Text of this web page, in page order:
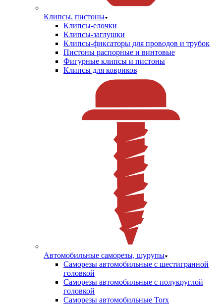
Клипсы, пистоны
Клипсы-елочки
Клипсы-заглушки
Клипсы-фиксаторы для проводов и трубок
Пистоны распорные и винтовые
Фигурные клипсы и пистоны
Клипсы для ковриков
Автомобильные саморезы, шурупы
Саморезы автомобильные с шестигранной
головкой
Саморезы автомобильные с полукруглой
головкой
Саморезы автомобильные Torx